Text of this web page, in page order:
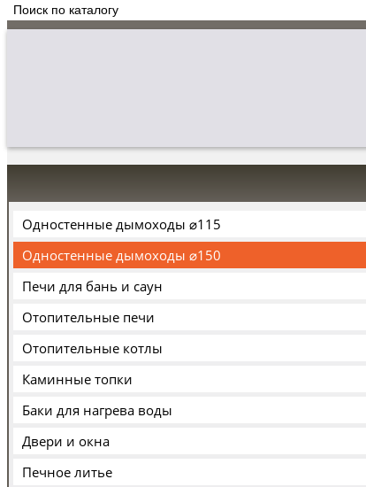
Одностенные дымоходы ⌀115
Одностенные дымоходы ⌀150
Печи для бань и саун
Отопительные печи
Отопительные котлы
Каминные топки
Баки для нагрева воды
Двери и окна
Печное литье